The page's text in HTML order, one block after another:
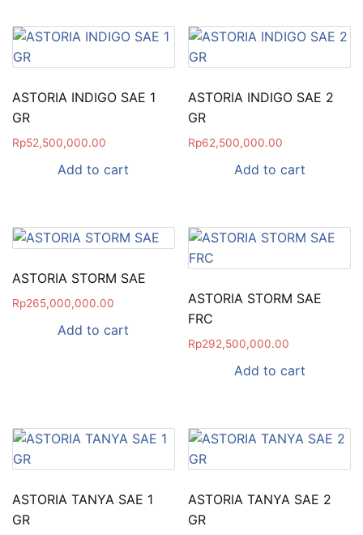
ASTORIA INDIGO SAE 1
GR
Rp52,500,000.00
Add to cart
ASTORIA INDIGO SAE 2
GR
Rp62,500,000.00
Add to cart
ASTORIA STORM SAE
Rp265,000,000.00
Add to cart
ASTORIA STORM SAE
FRC
Rp292,500,000.00
Add to cart
ASTORIA TANYA SAE 1
GR
ASTORIA TANYA SAE 2
GR